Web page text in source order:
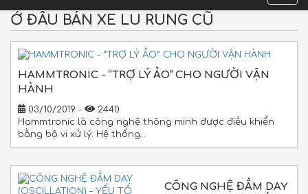
Ở ĐÂU BÁN XE LU RUNG CŨ
HAMMTRONIC - “TRỢ LÝ ẢO” CHO NGƯỜI VẬN
HÀNH
03/10/2019 -
2440
Hammtronic là công nghệ thông minh được điều khiển
bằng bộ vi xử lý. Hệ thống…
CÔNG NGHỆ ĐẦM DAY